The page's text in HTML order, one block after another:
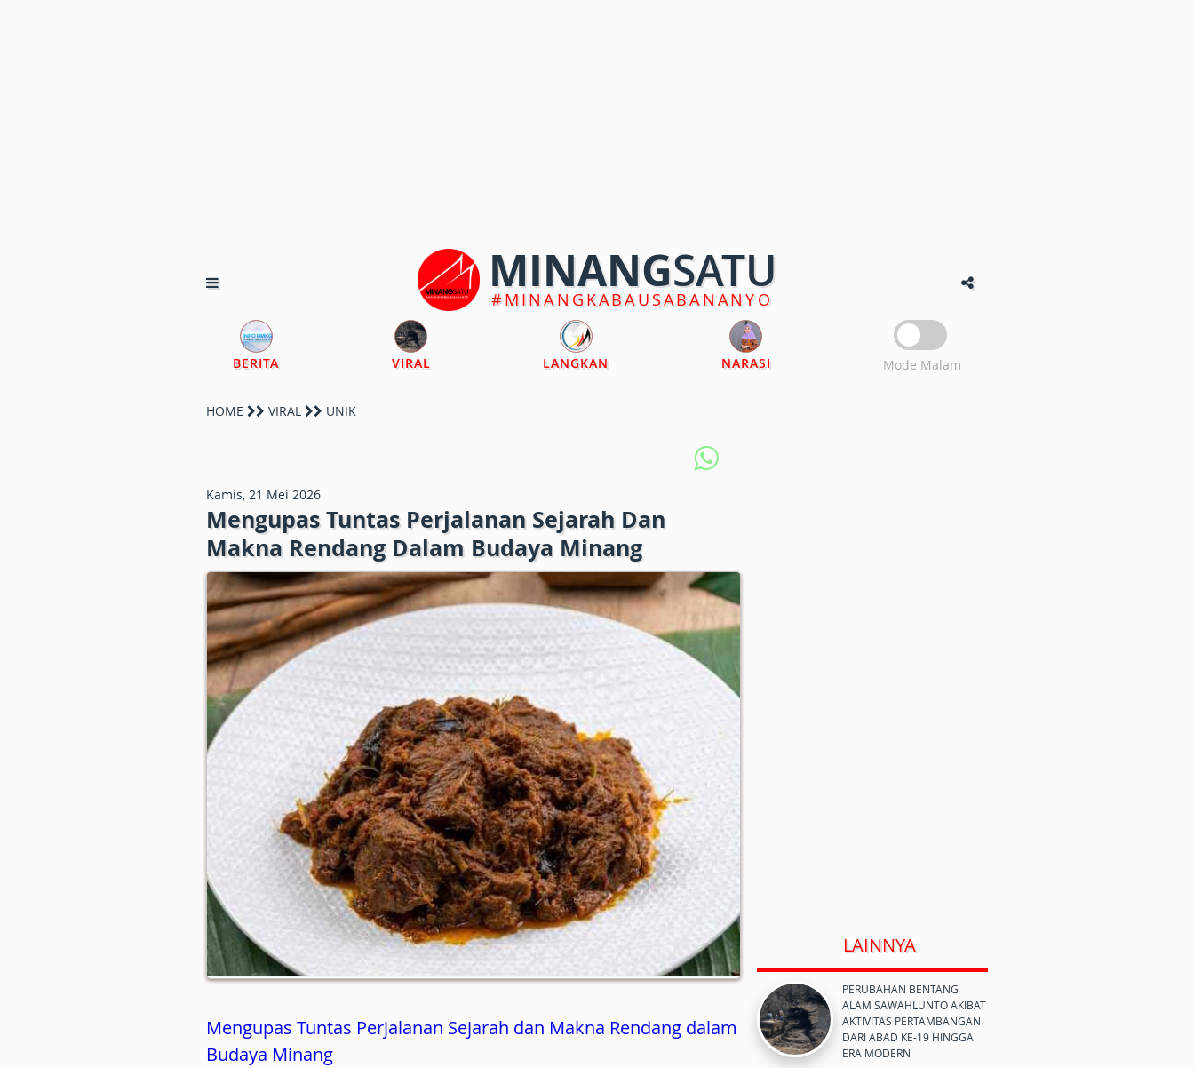
MINANGSATU
#MINANGKABAUSABANANYO
BERITA VIRAL LANGKAN NARASI Mode Malam
HOME VIRAL UNIK
Kamis, 21 Mei 2026
Mengupas Tuntas Perjalanan Sejarah Dan
Makna Rendang Dalam Budaya Minang
Mengupas Tuntas Perjalanan Sejarah dan Makna Rendang dalam
Budaya Minang
LAINNYA
PERUBAHAN BENTANG
ALAM SAWAHLUNTO AKIBAT
AKTIVITAS PERTAMBANGAN
DARI ABAD KE-19 HINGGA
ERA MODERN